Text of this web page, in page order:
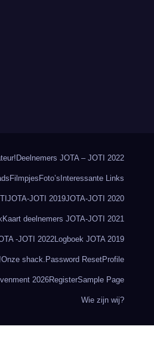
Deelnemers JOTA – JOTI 2022
FilmpjesFoto’sInteressante Links
JOTA-JOTI 2019JOTA-JOTI 2020
Kaart deelnemers JOTA-JOTI 2021
-JOTI 2022Logboek JOTA 2019
Onze shack. Password ResetProfile
2026RegisterSample Page
Wie zijn wij?